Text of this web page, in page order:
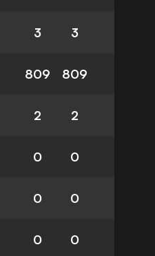
3 3
809 809
2 2
0 0
0 0
0 0